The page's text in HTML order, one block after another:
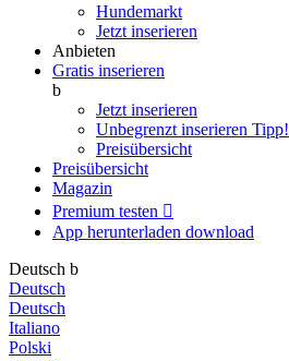
Hundemarkt
Jetzt inserieren
Anbieten
Gratis inserieren
b
Jetzt inserieren
Unbegrenzt inserieren Tipp!
Preisübersicht
Preisübersicht
Magazin
Premium testen 
App herunterladen download
Deutsch b
Deutsch
Deutsch
Italiano
Polski